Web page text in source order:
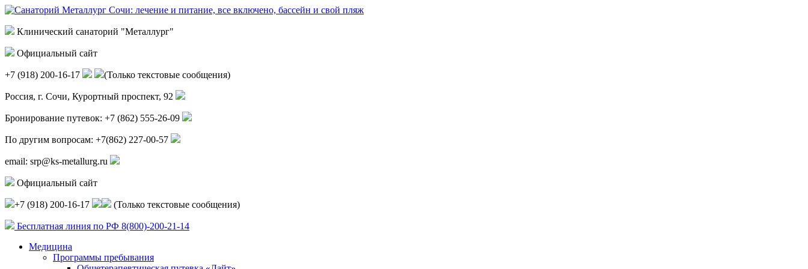
Клинический санаторий "Металлург"
Официальный сайт
+7 (918) 200-16-17 (Только текстовые сообщения)
Россия, г. Сочи, Курортный проспект, 92
Бронирование путевок: +7 (862) 555-26-09
По другим вопросам: +7(862) 227-00-57
email: srp@ks-metallurg.ru
Официальный сайт
+7 (918) 200-16-17 (Только текстовые сообщения)
Бесплатная линия по РФ 8(800)-200-21-14
Медицина
Программы пребывания